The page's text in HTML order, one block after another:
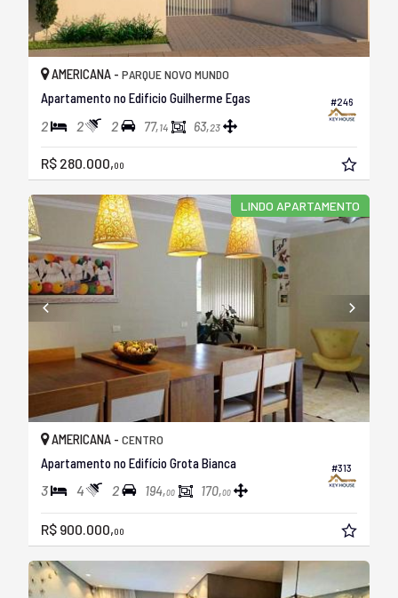
#246
AMERICANA - PARQUE NOVO MUNDO
Apartamento no Edificio Guilherme Egas
2 2 2 77,14 63,23
R$ 280.000,00
LINDO APARTAMENTO
#313
AMERICANA - CENTRO
Apartamento no Edifício Grota Bianca
3 4 2 194,00 170,00
R$ 900.000,00